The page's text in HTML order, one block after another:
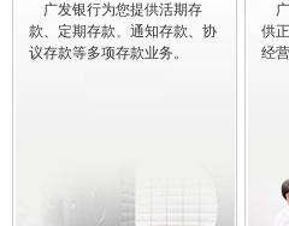
广发银行为您提供活期存
款、定期存款、通知存款、协
议存款等多项存款业务。
广
供
经营